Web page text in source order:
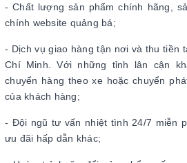
- Chất lượng sản phẩm chính hãng,
chính website quảng bá;
- Dịch vụ giao hàng tận nơi và thu tiền
Chí Minh. Với những tỉnh lân cận
chuyển hàng theo xe hoặc chuyển
của khách hàng;
- Đội ngũ tư vấn nhiệt tình 24/7 miễn
ưu đãi hấp dẫn khác;